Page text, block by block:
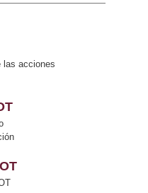
las acciones